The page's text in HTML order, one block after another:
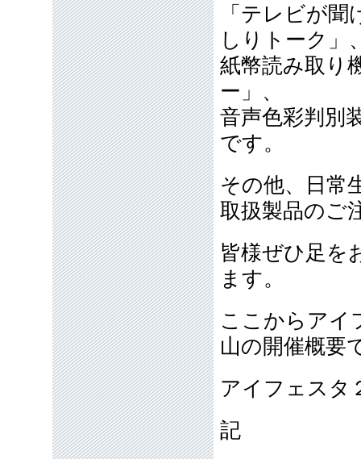
「テレビが
しりトーク」
紙幣読み取り
ー」、
音声色彩判別
です。
その他、日常
取扱製品のご
皆様ぜひ足を
ます。
ここからア
山の開催概要
アイフェス
記